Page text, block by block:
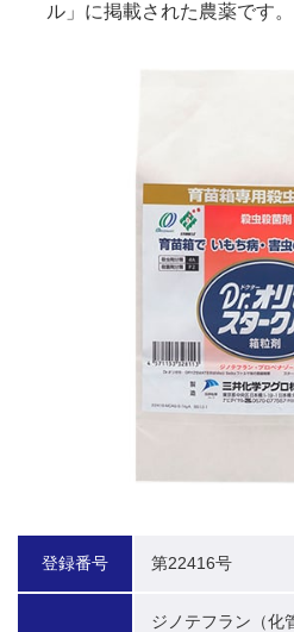
ル」に掲載された農薬です。
登録番号 第22416号
ジノテフラン（化